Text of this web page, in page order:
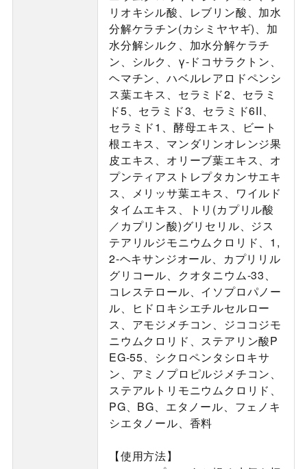
リオキシル酸、レブリン酸、加水
分解ケラチン(カシミヤヤギ)、加
水分解シルク、加水分解ケラチ
ン、シルク、γ-ドコサラクトン、
ヘマチン、ハベルレアロドペンシ
ス葉エキス、セラミド2、セラミ
ド5、セラミド3、セラミド6II、
セラミド1、酵母エキス、ビート
根エキス、マンダリンオレンジ果
皮エキス、オリーブ葉エキス、オ
プンティアストレプタカンサエキ
ス、メリッサ葉エキス、ワイルド
タイムエキス、トリ(カプリル酸
／カプリン酸)グリセリル、ジス
テアリルジモニウムクロリド、1,
2-ヘキサンジオール、カプリリル
グリコール、クオタニウム-33、
コレステロール、イソプロパノー
ル、ヒドロキシエチルセルロー
ス、アモジメチコン、ジココジモ
ニウムクロリド、ステアリン酸P
EG-55、シクロペンタシロキサ
ン、アミノプロピルジメチコン、
ステアルトリモニウムクロリド、
PG、BG、エタノール、フェノキ
シエタノール、香料
【使用方法】